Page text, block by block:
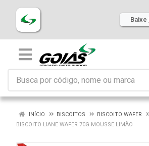
Baixe
INÍCIO BISCOITOS
BISCOITO WAFER
BISCOITO LIANE WAFER 70G MOUSSE LIMÃO